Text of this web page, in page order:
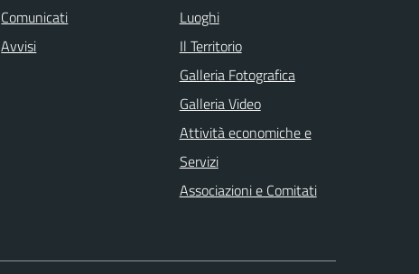
Comunicati
Avvisi
Luoghi
Il Territorio
Galleria Fotografica
Galleria Video
Attività economiche e
Servizi
Associazioni e Comitati